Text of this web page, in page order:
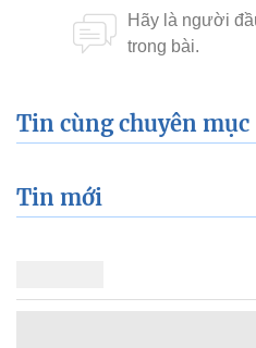
Tin cùng chuyên mục
Tin mới